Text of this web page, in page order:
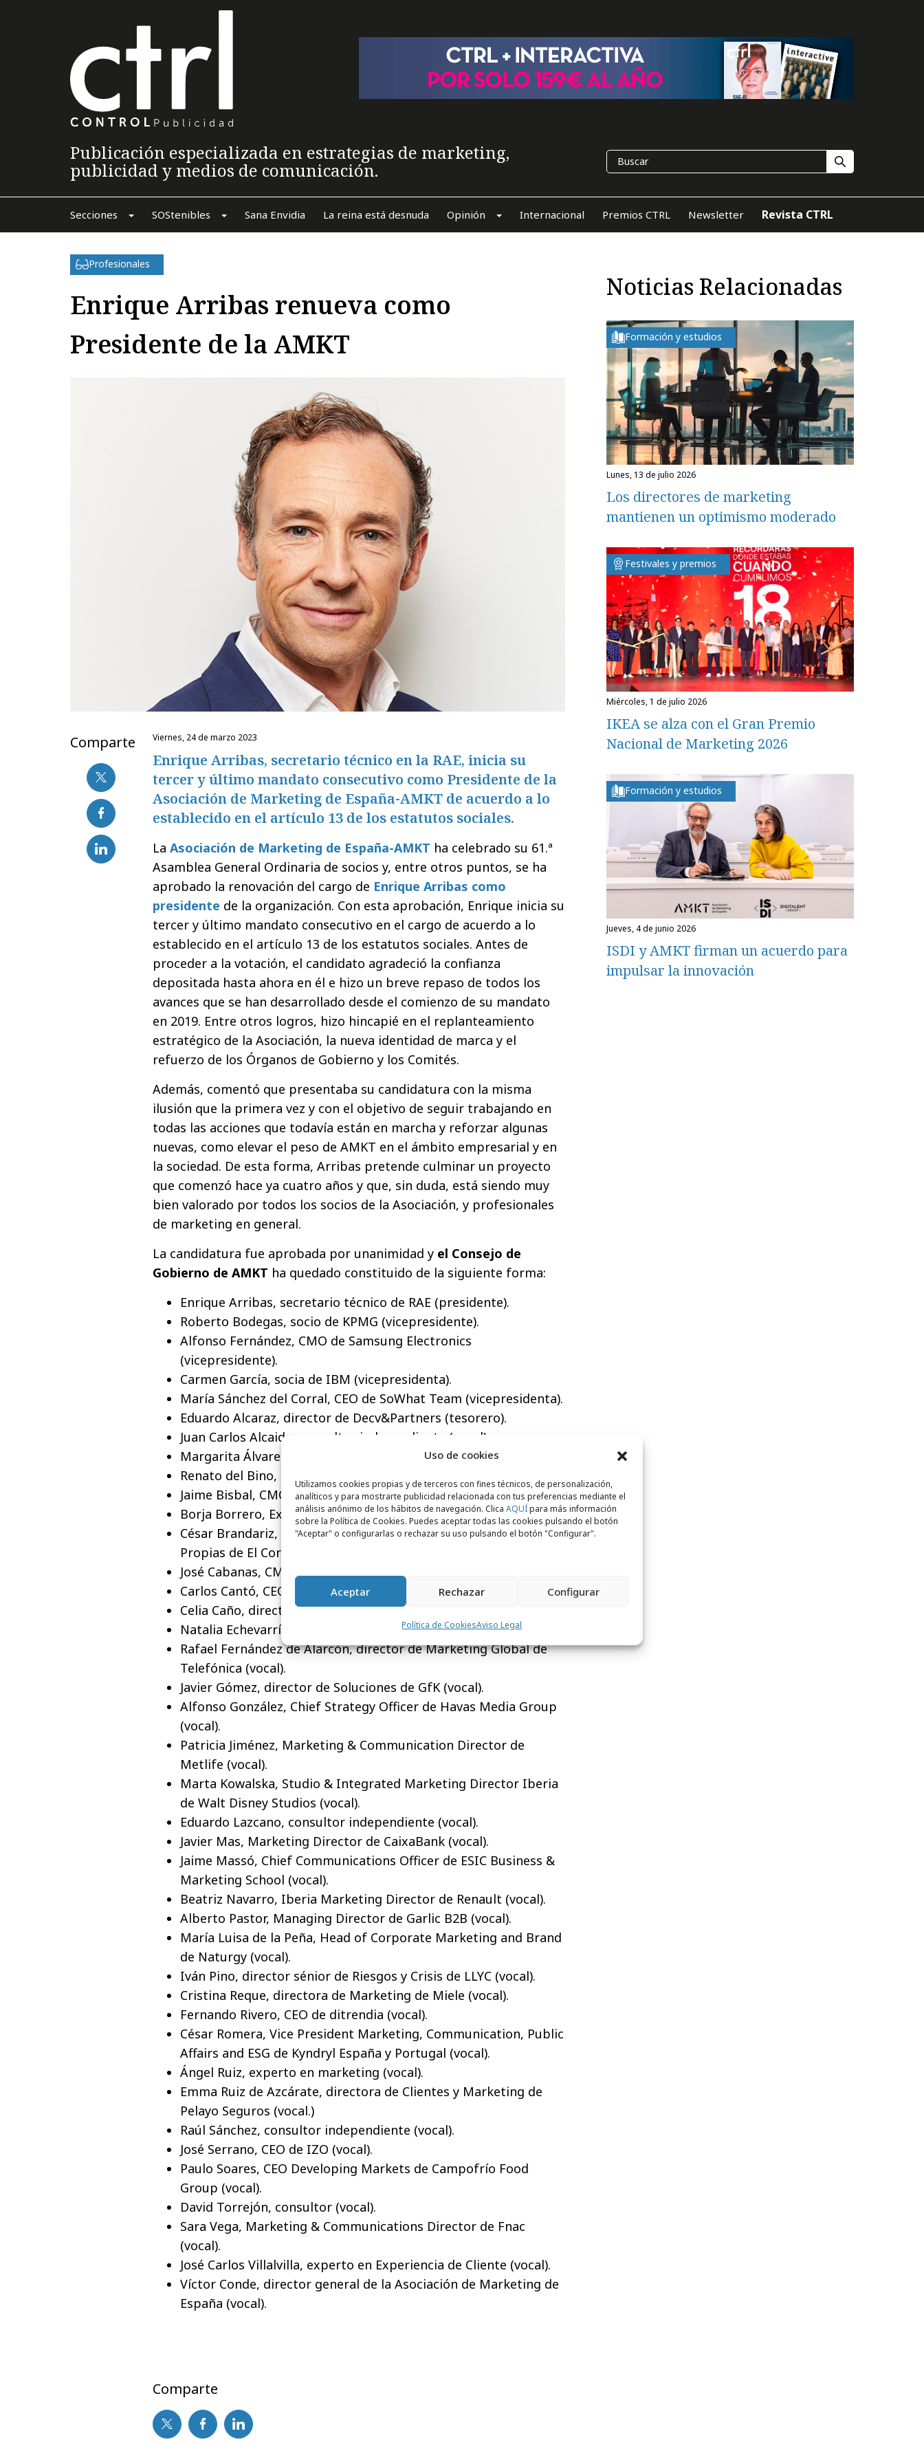
Uso de cookies
Utilizamos cookies propias y de terceros con fines técnicos, de personalización,
analíticos y para mostrarte publicidad relacionada con tus preferencias mediante el
análisis anónimo de los hábitos de navegación. Clica AQUÍpara más información
sobre la Política de Cookies. Puedes aceptar todas las cookies pulsando el botón
"Aceptar" o configurarlas o rechazar su uso pulsando el botón "Configurar".
Aceptar Rechazar Configurar
Política de CookiesAviso Legal
Publicación especializada en estrategias de marketing,
publicidad y medios de comunicación.
Secciones SOStenibles Sana Envidia La reina está desnuda Opinión Internacional Premios CTRL Newsletter Revista CTRL
Profesionales
Enrique Arribas renueva como
Presidente de la AMKT
Comparte viernes, 24 de marzo 2023
Enrique Arribas, secretario técnico en la RAE, inicia su
tercer y último mandato consecutivo como Presidente de la
Asociación de Marketing de España-AMKT de acuerdo a lo
establecido en el artículo 13 de los estatutos sociales.
La Asociación de Marketing de España-AMKT ha celebrado su 61.ª
Asamblea General Ordinaria de socios y, entre otros puntos, se ha
aprobado la renovación del cargo de Enrique Arribas como
presidente de la organización. Con esta aprobación, Enrique inicia su
tercer y último mandato consecutivo en el cargo de acuerdo a lo
establecido en el artículo 13 de los estatutos sociales. Antes de
proceder a la votación, el candidato agradeció la confianza
depositada hasta ahora en él e hizo un breve repaso de todos los
avances que se han desarrollado desde el comienzo de su mandato
en 2019. Entre otros logros, hizo hincapié en el replanteamiento
estratégico de la Asociación, la nueva identidad de marca y el
refuerzo de los Órganos de Gobierno y los Comités.
Además, comentó que presentaba su candidatura con la misma
ilusión que la primera vez y con el objetivo de seguir trabajando en
todas las acciones que todavía están en marcha y reforzar algunas
nuevas, como elevar el peso de AMKT en el ámbito empresarial y en
la sociedad. De esta forma, Arribas pretende culminar un proyecto
que comenzó hace ya cuatro años y que, sin duda, está siendo muy
bien valorado por todos los socios de la Asociación, y profesionales
de marketing en general.
La candidatura fue aprobada por unanimidad y el Consejo de
Gobierno de AMKT ha quedado constituido de la siguiente forma:
Enrique Arribas, secretario técnico de RAE (presidente).
Roberto Bodegas, socio de KPMG (vicepresidente).
Alfonso Fernández, CMO de Samsung Electronics
(vicepresidente).
Carmen García, socia de IBM (vicepresidenta).
María Sánchez del Corral, CEO de SoWhat Team (vicepresidenta).
Eduardo Alcaraz, director de Decv&Partners (tesorero).
Juan Carlos Alcaide, consultor independiente (vocal).
Margarita Álvarez, fundadora de Working For Happiness (vocal).
Renato del Bino, cofundador de NORT3 (vocal).
Jaime Bisbal, CMO de BBVA España (vocal).
Borja Borrero, Executive Director de Interbrand (vocal).
César Brandariz, coordinador de Marketing Moda Mujer Marcas
Propias de El Corte Inglés (vocal).
José Cabanas, CMO de Hijos de Rivera (vocal).
Carlos Cantó, CEO de SPSG Consulting (vocal).
Celia Caño, directora general de Equmedia (vocal).
Natalia Echevarría, CMO de McDonald’s (vocal).
Rafael Fernández de Alarcón, director de Marketing Global de
Telefónica (vocal).
Javier Gómez, director de Soluciones de GfK (vocal).
Alfonso González, Chief Strategy Officer de Havas Media Group
(vocal).
Patricia Jiménez, Marketing & Communication Director de
Metlife (vocal).
Marta Kowalska, Studio & Integrated Marketing Director Iberia
de Walt Disney Studios (vocal).
Eduardo Lazcano, consultor independiente (vocal).
Javier Mas, Marketing Director de CaixaBank (vocal).
Jaime Massó, Chief Communications Officer de ESIC Business &
Marketing School (vocal).
Beatriz Navarro, Iberia Marketing Director de Renault (vocal).
Alberto Pastor, Managing Director de Garlic B2B (vocal).
María Luisa de la Peña, Head of Corporate Marketing and Brand
de Naturgy (vocal).
Iván Pino, director sénior de Riesgos y Crisis de LLYC (vocal).
Cristina Reque, directora de Marketing de Miele (vocal).
Fernando Rivero, CEO de ditrendia (vocal).
César Romera, Vice President Marketing, Communication, Public
Affairs and ESG de Kyndryl España y Portugal (vocal).
Ángel Ruiz, experto en marketing (vocal).
Emma Ruiz de Azcárate, directora de Clientes y Marketing de
Pelayo Seguros (vocal.)
Raúl Sánchez, consultor independiente (vocal).
José Serrano, CEO de IZO (vocal).
Paulo Soares, CEO Developing Markets de Campofrío Food
Group (vocal).
David Torrejón, consultor (vocal).
Sara Vega, Marketing & Communications Director de Fnac
(vocal).
José Carlos Villalvilla, experto en Experiencia de Cliente (vocal).
Víctor Conde, director general de la Asociación de Marketing de
España (vocal).
Comparte
Noticias Relacionadas
Formación y estudios
lunes, 13 de julio 2026
Los directores de marketing
mantienen un optimismo moderado
Festivales y premios
miércoles, 1 de julio 2026
IKEA se alza con el Gran Premio
Nacional de Marketing 2026
Formación y estudios
jueves, 4 de junio 2026
ISDI y AMKT firman un acuerdo para
impulsar la innovación